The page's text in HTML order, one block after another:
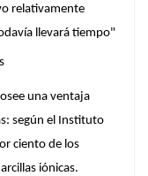
relativamente
llevará tiempo"
una ventaja
según el Instituto
ciento de los
iónicas.